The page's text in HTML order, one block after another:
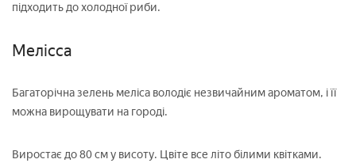
підходить до холодної риби.
Мелісса
Багаторічна зелень меліса володіє незвичайним ароматом, і її
можна вирощувати на городі.
Виростає до 80 см у висоту. Цвіте все літо білими квітками.